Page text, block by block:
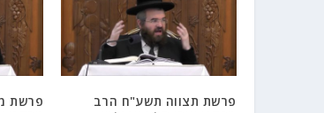
פרשת תצווה תשע"ח הרב
פרשת